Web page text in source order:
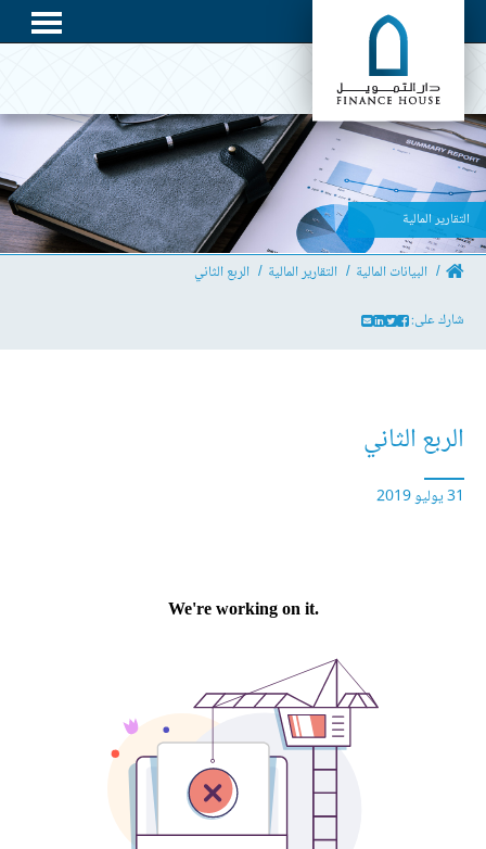
التقارير المالية
البيانات المالية التقارير المالية
الربع الثاني
شارك على:
الربع الثاني
31 يوليو 2019